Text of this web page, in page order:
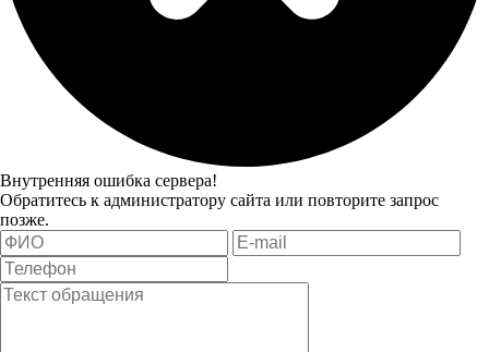
Внутренняя ошибка сервера!
Обратитесь к администратору сайта или повторите запрос
позже.